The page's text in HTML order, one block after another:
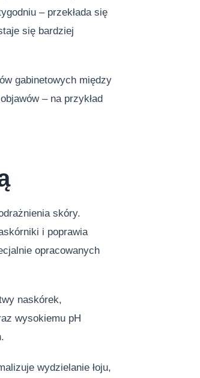
– przekłada się
się bardziej
gabinetowych między
– na przykład
skóry.
i poprawia
opracowanych
naskórek,
wysokiemu pH
wydzielanie łoju,